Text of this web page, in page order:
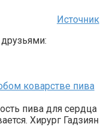
Источник
коварстве пива
пива для сердца
Хирург Гадзиян